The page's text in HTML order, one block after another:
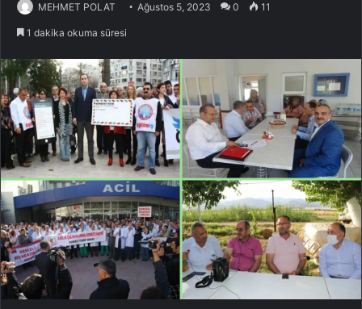
MEHMET POLAT Ağustos 5, 2023 0 11
1 dakika okuma süresi